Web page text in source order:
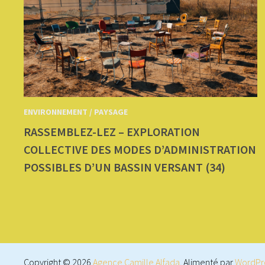
ENVIRONNEMENT / PAYSAGE
RASSEMBLEZ-LEZ – EXPLORATION
COLLECTIVE DES MODES D’ADMINISTRATION
POSSIBLES D’UN BASSIN VERSANT (34)
Copyright © 2026Agence Camille Alfada . Alimenté par